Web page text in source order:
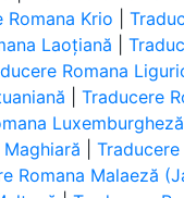
Romana Krio |
Laoțiană |
Romana
|Traducere
Luxemburgheză
|
Romana Malaeză